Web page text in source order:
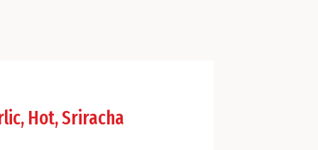
Hot, Sriracha